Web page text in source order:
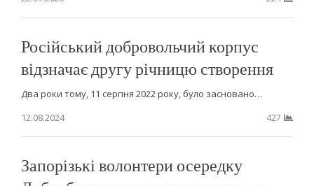
Російський добровольчий корпус
відзначає другу річницю створення
Два роки тому, 11 серпня 2022 року, було засновано…
12.08.2024
427
Запорізькі волонтери осередку